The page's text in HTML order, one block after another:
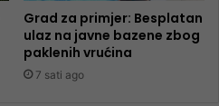
Grad za primjer: Besplatan
ulaz na javne bazene zbog
paklenih vrućina
7 sati ago